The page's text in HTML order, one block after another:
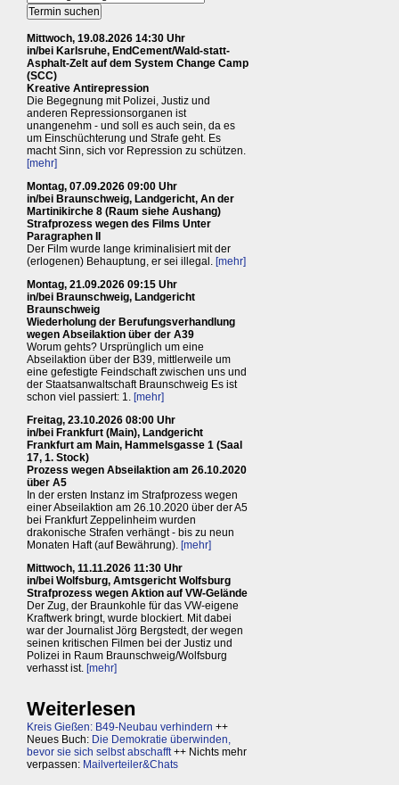
Mittwoch, 19.08.2026 14:30 Uhr
in/bei Karlsruhe, EndCement/Wald-statt-
Asphalt-Zelt auf dem System Change Camp
(SCC)
Kreative Antirepression
Die Begegnung mit Polizei, Justiz und
anderen Repressionsorganen ist
unangenehm - und soll es auch sein, da es
um Einschüchterung und Strafe geht. Es
macht Sinn, sich vor Repression zu schützen.
[mehr]
Montag, 07.09.2026 09:00 Uhr
in/bei Braunschweig, Landgericht, An der
Martinikirche 8 (Raum siehe Aushang)
Strafprozess wegen des Films Unter
Paragraphen II
Der Film wurde lange kriminalisiert mit der
(erlogenen) Behauptung, er sei illegal. [mehr]
Montag, 21.09.2026 09:15 Uhr
in/bei Braunschweig, Landgericht
Braunschweig
Wiederholung der Berufungsverhandlung
wegen Abseilaktion über der A39
Worum gehts? Ursprünglich um eine
Abseilaktion über der B39, mittlerweile um
eine gefestigte Feindschaft zwischen uns und
der Staatsanwaltschaft Braunschweig Es ist
schon viel passiert: 1. [mehr]
Freitag, 23.10.2026 08:00 Uhr
in/bei Frankfurt (Main), Landgericht
Frankfurt am Main, Hammelsgasse 1 (Saal
17, 1. Stock)
Prozess wegen Abseilaktion am 26.10.2020
über A5
In der ersten Instanz im Strafprozess wegen
einer Abseilaktion am 26.10.2020 über der A5
bei Frankfurt Zeppelinheim wurden
drakonische Strafen verhängt - bis zu neun
Monaten Haft (auf Bewährung). [mehr]
Mittwoch, 11.11.2026 11:30 Uhr
in/bei Wolfsburg, Amtsgericht Wolfsburg
Strafprozess wegen Aktion auf VW-Gelände
Der Zug, der Braunkohle für das VW-eigene
Kraftwerk bringt, wurde blockiert. Mit dabei
war der Journalist Jörg Bergstedt, der wegen
seinen kritischen Filmen bei der Justiz und
Polizei in Raum Braunschweig/Wolfsburg
verhasst ist. [mehr]
Weiterlesen
Kreis Gießen: B49-Neubau verhindern ++
Neues Buch: Die Demokratie überwinden,
bevor sie sich selbst abschafft++ Nichts mehr
verpassen: Mailverteiler&Chats